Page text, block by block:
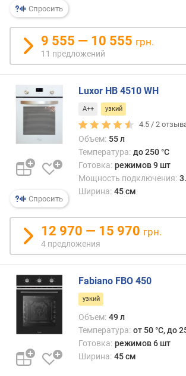
х
к
д
о
р
о
и
м
т
о
г
и
х
к
д
е
ш
е
в
ы
п
о
Спросить
9 555 — 10 555 грн.
11 предложений
Спросить
Luxor HB 4510 WH
A++ узкий
4.5 /2
Объем: 55 л
Температура: до 250 °C
Готовка: режимов 9 шт
Мощность подключения:
Ширина: 45 см
12 970 — 15 970 грн.
4 предложения
Fabiano FBO 450
узкий
Объем: 49 л
Температура: от 50 °C, до
Готовка: режимов 6 шт
Ширина: 45 см